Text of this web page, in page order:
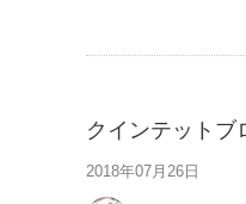
クインテットブ
2018年07月26日